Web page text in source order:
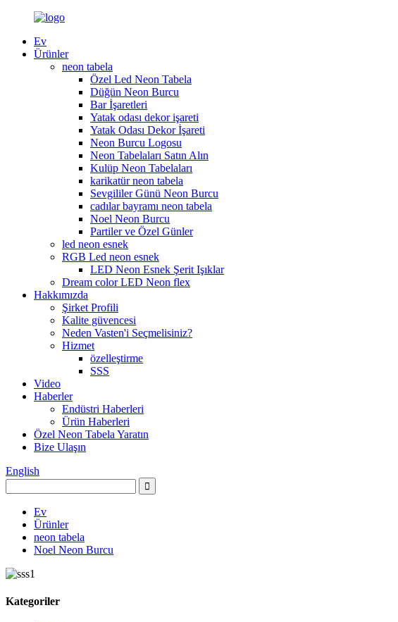
Ev
Ürünler
neon tabela
Özel Led Neon Tabela
Düğün Neon Burcu
Bar İşaretleri
Yatak odası dekor işareti
Yatak Odası Dekor İşareti
Neon Burcu Logosu
Neon Tabelaları Satın Alın
Kulüp Neon Tabelaları
karikatür neon tabela
Sevgililer Günü Neon Burcu
cadılar bayramı neon tabela
Noel Neon Burcu
Partiler ve Özel Günler
led neon esnek
RGB Led neon esnek
LED Neon Esnek Şerit Işıklar
Dream color LED Neon flex
Hakkımızda
Şirket Profili
Kalite güvencesi
Neden Vasten'i Seçmelisiniz?
Hizmet
özelleştirme
SSS
Video
Haberler
Endüstri Haberleri
Ürün Haberleri
Özel Neon Tabela Yaratın
Bize Ulaşın
English
Ev
Ürünler
neon tabela
Noel Neon Burcu
Kategoriler